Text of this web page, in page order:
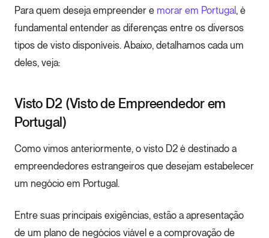
Para quem deseja empreender e morar em Portugal , é
fundamental entender as diferenças entre os diversos
tipos de visto disponíveis. Abaixo, detalhamos cada um
deles, veja:
Visto D2 (Visto de Empreendedor em
Portugal)
Como vimos anteriormente, o visto D2 é destinado a
empreendedores estrangeiros que desejam estabelecer
um negócio em Portugal.
Entre suas principais exigências, estão a apresentação
de um plano de negócios viável e a comprovação de